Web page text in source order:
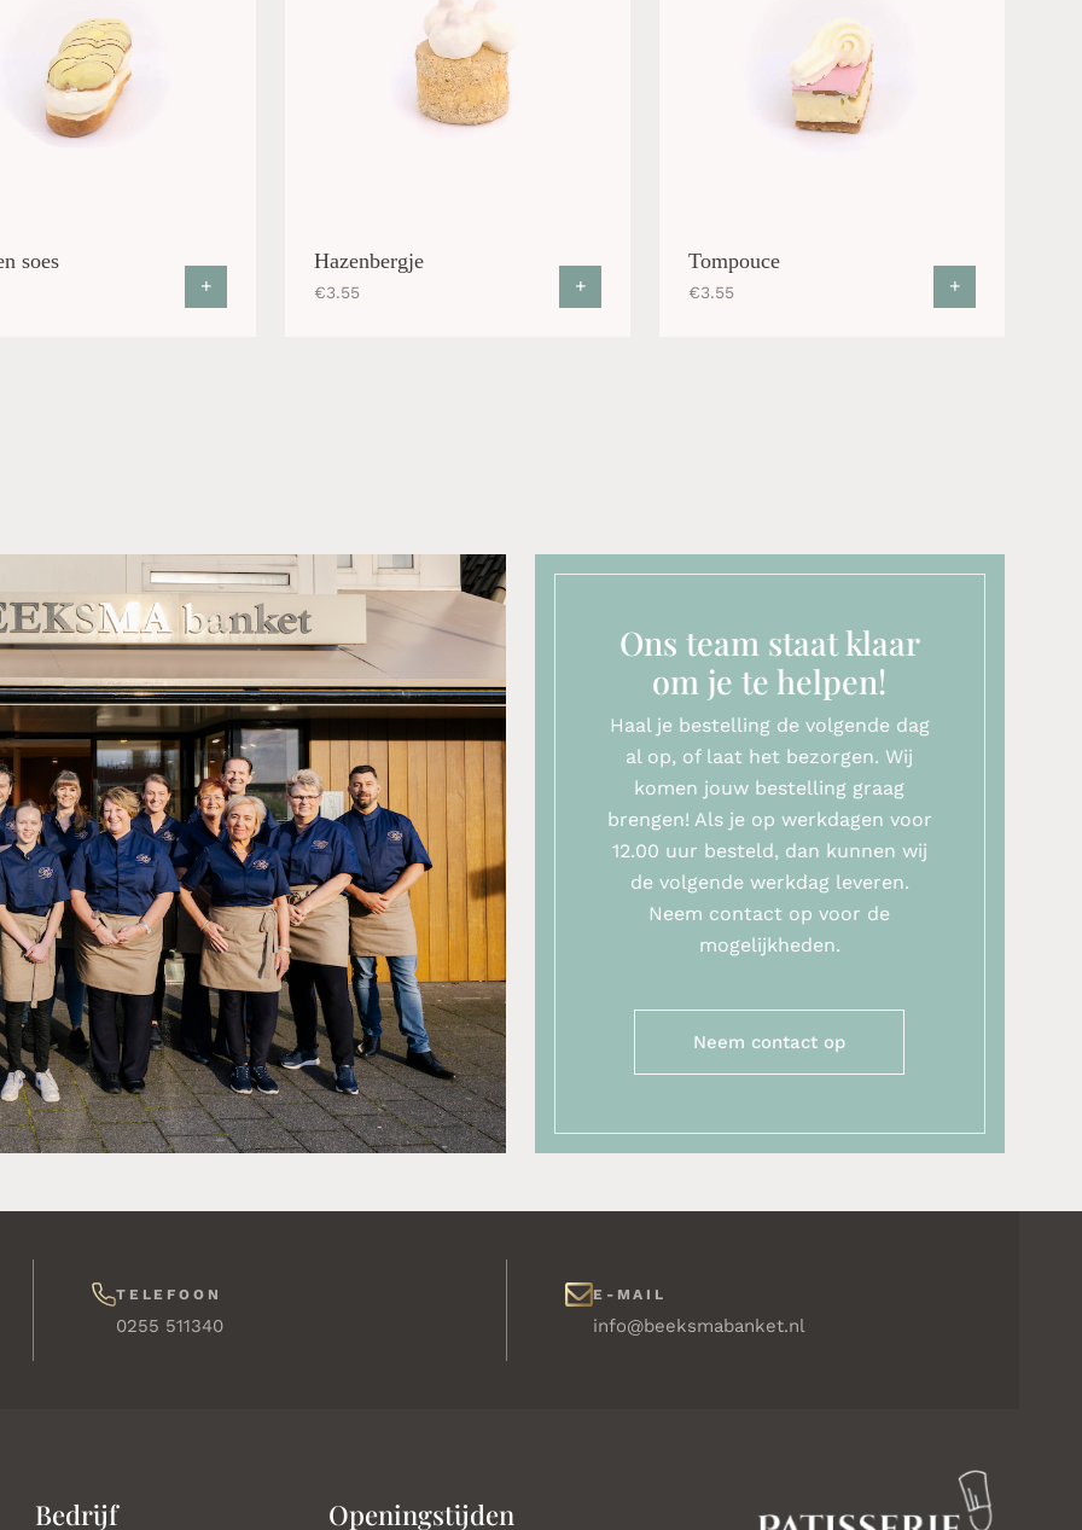
soes
+
Hazenbergje
€3.55 +
Tompouce
€3.55 +
Ons team staat klaar
om je te helpen!
Haal je bestelling de volgende dag
al op, of laat het bezorgen. Wij
komen jouw bestelling graag
brengen! Als je op werkdagen voor
12.00 uur besteld, dan kunnen wij
de volgende werkdag leveren.
Neem contact op voor de
mogelijkheden.
Neem contact op
TELEFOON
0255 511340
E-MAIL
info@beeksmabanket.nl
Bedrijf Openingstijden